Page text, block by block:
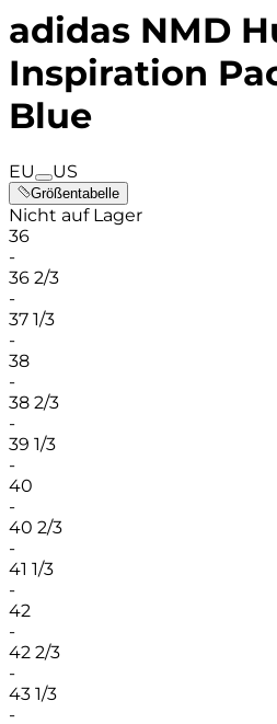
adidas NMD
Inspiration
Blue
EU US
Größentabelle
Nicht auf Lager
36
-
36 2/3
-
37 1/3
-
38
-
38 2/3
-
39 1/3
-
40
-
40 2/3
-
41 1/3
-
42
-
42 2/3
-
43 1/3
-